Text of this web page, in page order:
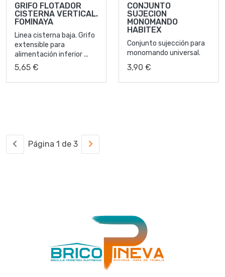
GRIFO FLOTADOR
CISTERNA VERTICAL.
FOMINAYA
Linea cisterna baja. Grifo
extensible para
alimentación inferior ...
5,65 €
CONJUNTO
SUJECION
MONOMANDO
HABITEX
Conjunto sujección para
monomando universal.
3,90 €
Página 1 de 3